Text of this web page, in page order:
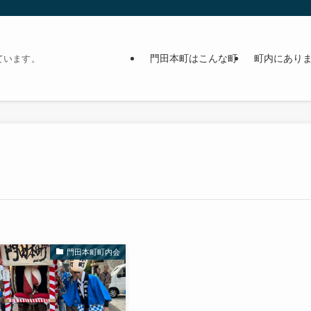
ます。 門田本町はこんな町 町内にあり
門田本町町内会